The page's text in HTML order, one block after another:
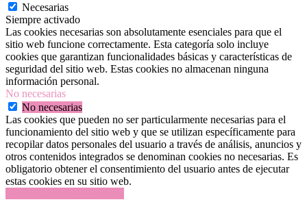
Necesarias
Siempre activado
Las cookies necesarias son absolutamente esenciales para que el
sitio web funcione correctamente. Esta categoría solo incluye
cookies que garantizan funcionalidades básicas y características de
seguridad del sitio web. Estas cookies no almacenan ninguna
información personal.
No necesarias
No necesarias
Las cookies que pueden no ser particularmente necesarias para el
funcionamiento del sitio web y que se utilizan específicamente para
recopilar datos personales del usuario a través de análisis, anuncios y
otros contenidos integrados se denominan cookies no necesarias. Es
obligatorio obtener el consentimiento del usuario antes de ejecutar
estas cookies en su sitio web.